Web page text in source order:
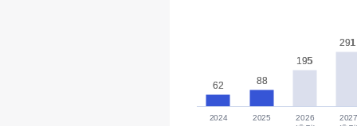
62
62 88
88
195
195
291
291
2024 2025
2026